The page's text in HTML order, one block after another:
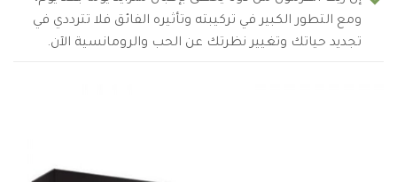
ومع التطور الكبير في تركيبته وتأثيره الفائق فلا تترددي في
تجديد حياتك وتغيير نظرتك عن الحب والرومانسية الآن.